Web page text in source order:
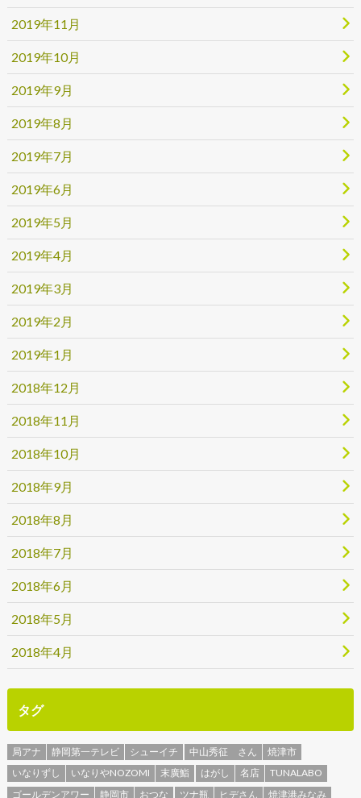
2019年11月
2019年10月
2019年9月
2019年8月
2019年7月
2019年6月
2019年5月
2019年4月
2019年3月
2019年2月
2019年1月
2018年12月
2018年11月
2018年10月
2018年9月
2018年8月
2018年7月
2018年6月
2018年5月
2018年4月
タグ
局アナ 静岡第一テレビ シューイチ 中山秀征 さん
焼津市
いなりずし
いなりやNOZOMI 末廣鮨 はがし 名店
TUNALABO
ゴールデンアワー
静岡市 おつな ツナ瓶 ヒデさん 焼津港みなみ